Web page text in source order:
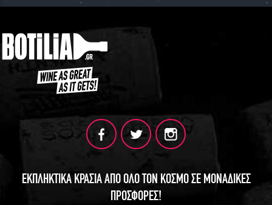
ΕΚΠΛΗΚΤΙΚΑ ΚΡΑΣΙΑ ΑΠΟ ΟΛΟ ΤΟΝ ΚΟΣΜΟ ΣΕ ΜΟΝΑΔΙΚΕΣ
ΠΡΟΣΦΟΡΕΣ!